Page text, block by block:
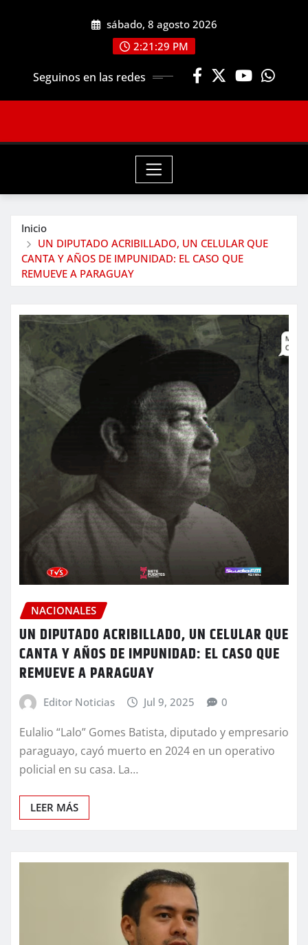
sábado, 8 agosto 2026
2:21:30 PM
Seguinos en las redes
Inicio
UN DIPUTADO ACRIBILLADO, UN CELULAR QUE
CANTA Y AÑOS DE IMPUNIDAD: EL CASO QUE
REMUEVE A PARAGUAY
NACIONALES
UN DIPUTADO ACRIBILLADO, UN CELULAR QUE
CANTA Y AÑOS DE IMPUNIDAD: EL CASO QUE
REMUEVE A PARAGUAY
Editor Noticias Jul 9, 2025 0
Eulalio “Lalo” Gomes Batista, diputado y empresario
paraguayo, cayó muerto en 2024 en un operativo
policial en su casa. La…
LEER MÁS